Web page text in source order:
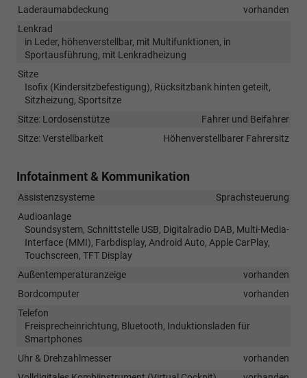
Laderaumabdeckung
vorhanden
Lenkrad
in Leder, höhenverstellbar, mit Multifunktionen, in
Sportausführung, mit Lenkradheizung
Sitze
Isofix (Kindersitzbefestigung), Rücksitzbank hinten geteilt,
Sitzheizung, Sportsitze
Sitze: Lordosenstütze
Fahrer und Beifahrer
Sitze: Verstellbarkeit
Höhenverstellbarer Fahrersitz
Infotainment & Kommunikation
Assistenzsysteme
Sprachsteuerung
Audioanlage
Soundsystem, Schnittstelle USB, Digitalradio DAB, Multi-Media-
Interface (MMI), Farbdisplay, Android Auto, Apple CarPlay,
Touchscreen, TFT Display
Außentemperaturanzeige
vorhanden
Bordcomputer
vorhanden
Telefon
Freisprecheinrichtung, Bluetooth, Induktionsladen für
Smartphones
Uhr & Drehzahlmesser
vorhanden